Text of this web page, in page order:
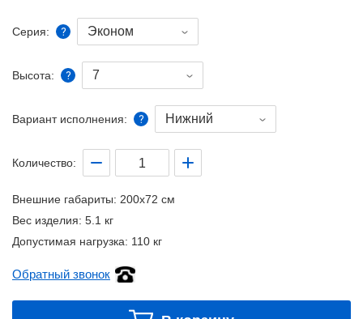
Серия: Эконом
Высота: 7
Вариант исполнения: Нижний
Количество:
Внешние габариты: 200x72 см
Вес изделия: 5.1 кг
Допустимая нагрузка: 110 кг
Обратный звонок